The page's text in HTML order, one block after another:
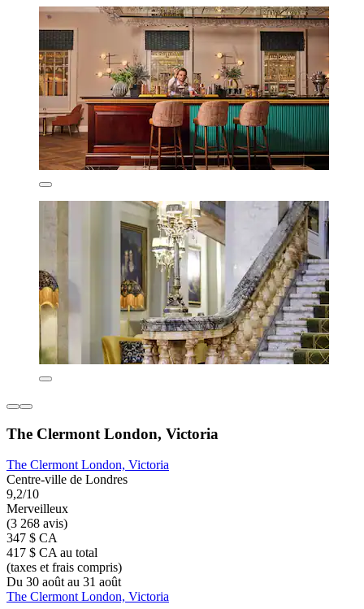
The Clermont London, Victoria
The Clermont London, Victoria
Centre-ville de Londres
9,2/10
Merveilleux
(3 268 avis)
347 $ CA
417 $ CA au total
(taxes et frais compris)
Du 30 août au 31 août
The Clermont London, Victoria